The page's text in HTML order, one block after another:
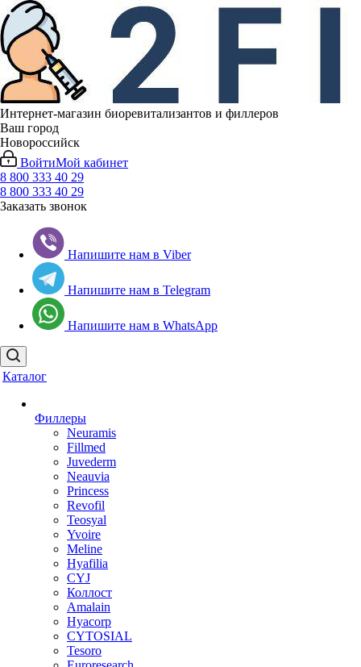
Интернет-магазин биоревитализантов и филлеров
Ваш город
Новороссийск
ВойтиМой кабинет
8 800 333 40 29
8 800 333 40 29
Заказать звонок
Напишите нам в Viber
Напишите нам в Telegram
Напишите нам в WhatsApp
Каталог
Филлеры
Neuramis
Fillmed
Juvederm
Neauvia
Princess
Revofil
Teosyal
Yvoire
Meline
Hyafilia
CYJ
Коллост
Amalain
Hyacorp
CYTOSIAL
Tesoro